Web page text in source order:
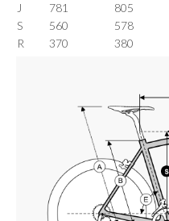
J
781 805
S
560 578
R
370 380